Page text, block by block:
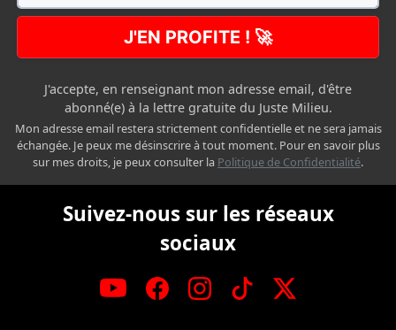
J'EN PROFITE ! 🚀
J'accepte, en renseignant mon adresse email, d'être
abonné(e) à la lettre gratuite du Juste Milieu.
Mon adresse email restera strictement confidentielle et ne sera jamais
échangée. Je peux me désinscrire à tout moment. Pour en savoir plus
sur mes droits, je peux consulter la Politique de Confidentialité.
Suivez-nous sur les réseaux
sociaux